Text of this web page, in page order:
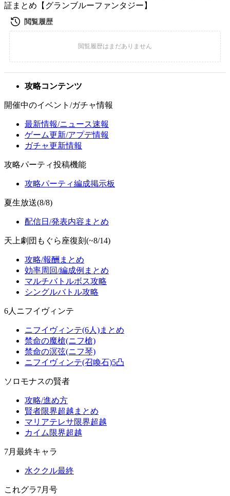
証まとめ【グランブルーファンタジー】
攻略コンテンツ
開催中のイベント/ガチャ情報
最新情報/ニュース速報
ゲーム更新/アプデ情報
ガチャ更新情報
攻略パーティ投稿機能
攻略パーティ編成掲示板
夏生放送(8/8)
配信日/発表内容まとめ
天上劇団もぐら座復刻(~8/14)
攻略/報酬まとめ
効率周回/編成例まとめ
マルチバトルボス攻略
シングルバトル攻略
6人ニフイヴィンテ
ニフイヴィンテ(6人)まとめ
禁命の魔槍(ニフ槍)
禁命の溟弦(ニフ琴)
ニフイヴィンテ(召喚石)5凸
ソロモナスの賢者
攻略/進め方
賢者限界超越まとめ
マリアテレサ限界超越
カイム限界超越
7月最終キャラ
水ククル最終
これグラ7月号